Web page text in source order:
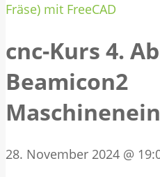
Fräse) mit FreeCAD
cnc-Kurs 4.
Beamicon2
28. November 2024 @